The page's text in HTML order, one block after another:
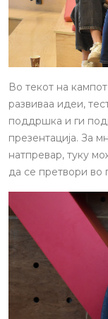
Во текот на
развиваа идеи,
поддршка и ги
презентација. За
натпревар, туку
да се претвори